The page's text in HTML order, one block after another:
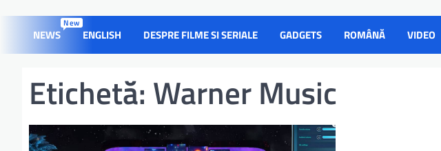
NEWS
New
ENGLISH DESPRE FILME SI SERIALE GADGETS ROMÂNĂ VIDEO
Etichetă: Warner Music